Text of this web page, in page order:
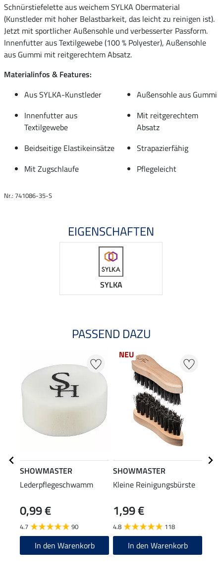
Schnürstiefelette aus weichem SYLKA Obermaterial
(Kunstleder mit hoher Belastbarkeit, das leicht zu reinigen ist).
Jetzt mit sportlicher Außensohle und verbesserter Passform.
Innenfutter aus Textilgewebe (100 % Polyester), Außensohle
aus Gummi mit reitgerechtem Absatz.
Materialinfos & Features:
Aus SYLKA-Kunstleder
Außensohle aus Gummi
Innenfutter aus
Textilgewebe
Mit reitgerechtem
Absatz
Beidseitige Elastikeinsätze
Strapazierfähig
Mit Zugschlaufe
Pflegeleicht
Nr.: 741086-35-S
EIGENSCHAFTEN
SYLKA
PASSEND DAZU
SHOWMASTER
Lederpflegeschwamm
0,99 €
4.7 90
In den Warenkorb
NEU
SHOWMASTER
Kleine Reinigungsbürste
1,99 €
4.8 118
In den Warenkorb